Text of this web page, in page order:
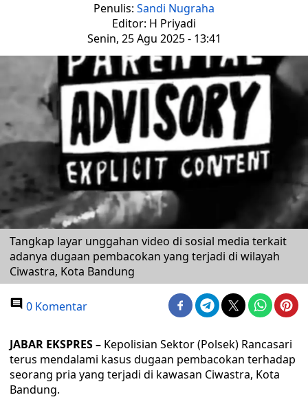
Penulis: Sandi Nugraha
Editor: H Priyadi
Senin, 25 Agu 2025 - 13:41
Tangkap layar unggahan video di sosial media terkait
adanya dugaan pembacokan yang terjadi di wilayah
Ciwastra, Kota Bandung
0 Komentar
JABAR EKSPRES – Kepolisian Sektor (Polsek) Rancasari
terus mendalami kasus dugaan pembacokan terhadap
seorang pria yang terjadi di kawasan Ciwastra, Kota
Bandung.